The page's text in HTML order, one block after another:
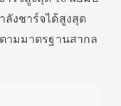
ลังชาร์จได้สูงสุด
ามมาตรฐานสากล